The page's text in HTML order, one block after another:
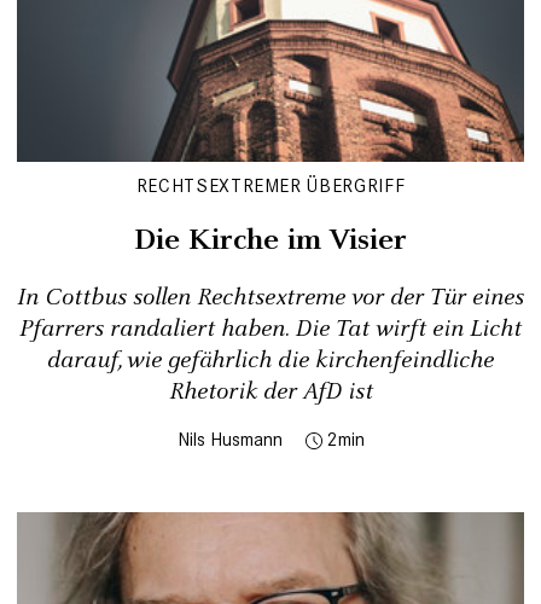
RECHTSEXTREMER ÜBERGRIFF
Die Kirche im Visier
In Cottbus sollen Rechtsextreme vor der Tür eines
Pfarrers randaliert haben. Die Tat wirft ein Licht
darauf, wie gefährlich die kirchenfeindliche
Rhetorik der AfD ist
Nils Husmann 2